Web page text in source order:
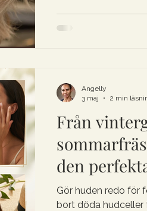
sommarvård hos
Från
den
✨
Gör huden redo för
bort döda hudceller
Angelly
3 maj
2 min